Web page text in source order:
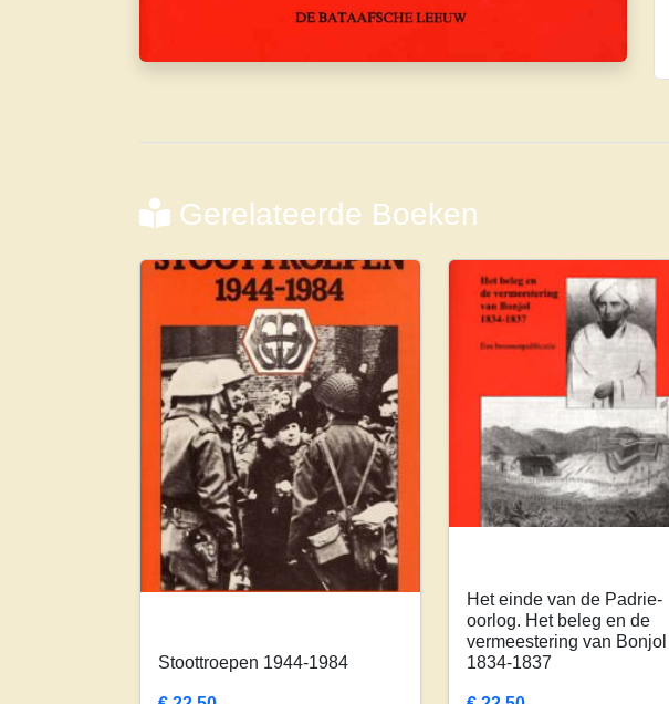
Gerelateerde Boeken
Stoottroepen 1944-1984
Het einde van de Padrie-
oorlog. Het beleg en de
vermeestering van Bonjol
1834-1837